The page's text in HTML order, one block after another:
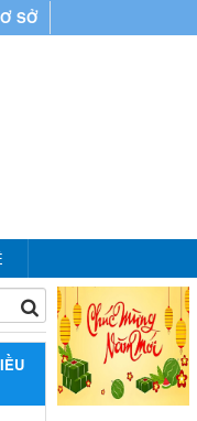
SỞ
THÔNG TIN